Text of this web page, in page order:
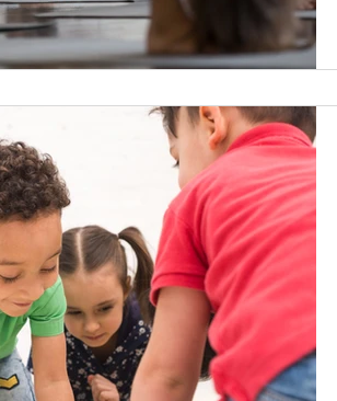
EN GERIATRÍA EXPERTO
Y TIEMPO LIBRE FORMACIÓN
SOCIAL YOGA DEPORTES
ESCOLARES